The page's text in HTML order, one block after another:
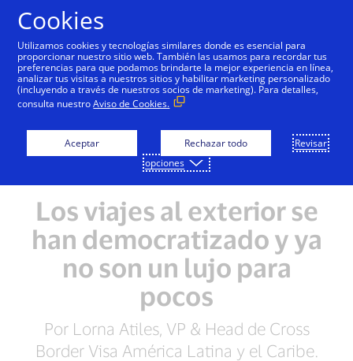
Los viajes al exterior se
han democratizado y ya
no son un lujo para
pocos
Por Lorna Atiles, VP & Head de Cross
Border Visa América Latina y el Caribe.
Cookies
Utilizamos cookies y tecnologías similares donde es esencial para
proporcionar nuestro sitio web. También las usamos para recordar tus
preferencias para que podamos brindarte la mejor experiencia en línea,
analizar tus visitas a nuestros sitios y habilitar marketing personalizado
(incluyendo a través de nuestros socios de marketing). Para detalles,
consulta nuestroAviso de Cookies.
Aceptar Rechazar todo
Revisar
opciones